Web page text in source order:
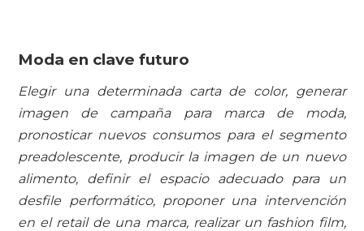
Moda en clave futuro
Elegir una determinada carta de color, generar
imagen de campaña para marca de moda,
pronosticar nuevos consumos para el segmento
preadolescente, producir la imagen de un nuevo
alimento, definir el espacio adecuado para un
desfile performático, proponer una intervención
en el retail de una marca, realizar un fashion film,